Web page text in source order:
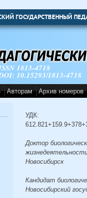
ГОСУДАРСТВЕННЫЙ
1813-4718
10.15293/1813-4718
Авторам Архив номеров
УДК:
Доктор
Новосибирск
Кандидат
Новосибирский